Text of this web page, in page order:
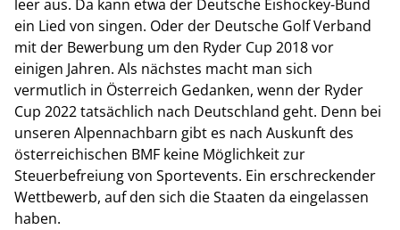
leer aus. Da kann etwa der Deutsche Eishockey-Bund
ein Lied von singen. Oder der Deutsche Golf Verband
mit der Bewerbung um den Ryder Cup 2018 vor
einigen Jahren. Als nächstes macht man sich
vermutlich in Österreich Gedanken, wenn der Ryder
Cup 2022 tatsächlich nach Deutschland geht. Denn bei
unseren Alpennachbarn gibt es nach Auskunft des
österreichischen BMF keine Möglichkeit zur
Steuerbefreiung von Sportevents. Ein erschreckender
Wettbewerb, auf den sich die Staaten da eingelassen
haben.